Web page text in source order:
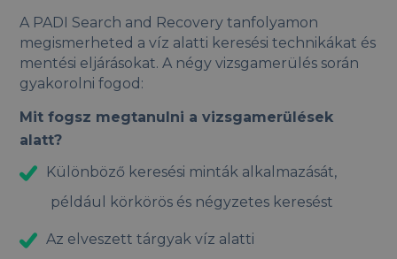
A PADI Search and Recovery tanfolyamon
megismerheted a víz alatti keresési technikákat és
mentési eljárásokat. A négy vizsgamerülés során
gyakorolni fogod:
Mit fogsz megtanulni a vizsgamerülések
alatt?
Különböző keresési minták alkalmazását,
például körkörös és négyzetes keresést
Az elveszett tárgyak víz alatti